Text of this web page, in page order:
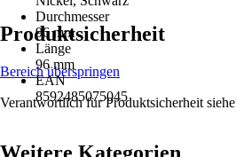
Durchmesser
96 mm
Länge
96 mm
EAN
8592485075045
Produktsicherheit
Bereich überspringen
Verantwortlich für Produktsicherheit siehe